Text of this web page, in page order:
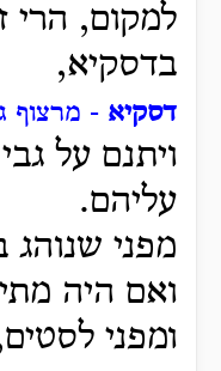
למקום, הרי
בדסקיא,
דסקיא - מרצוף
ויתנם על
עליהם.
מפני שנוהג
ואם היה
ומפני